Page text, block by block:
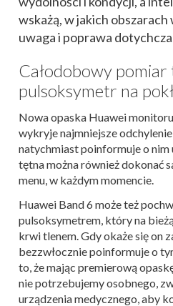
wskażą, w jakich
uwaga i poprawa
Całodobowy pomiar
pulsoksymetr na
Nowa opaska Huawei
wykryje najmniejsze
natychmiast poinformuje o
tętna można również dokonać
menu, w każdym momencie.
Huawei Band 6 może też
pulsoksymetrem, który na
krwi tlenem. Gdy okaże się on
bezzwłocznie poinformuje o
to, że mając premierową
nie potrzebujemy osobnego,
urządzenia medycznego, aby